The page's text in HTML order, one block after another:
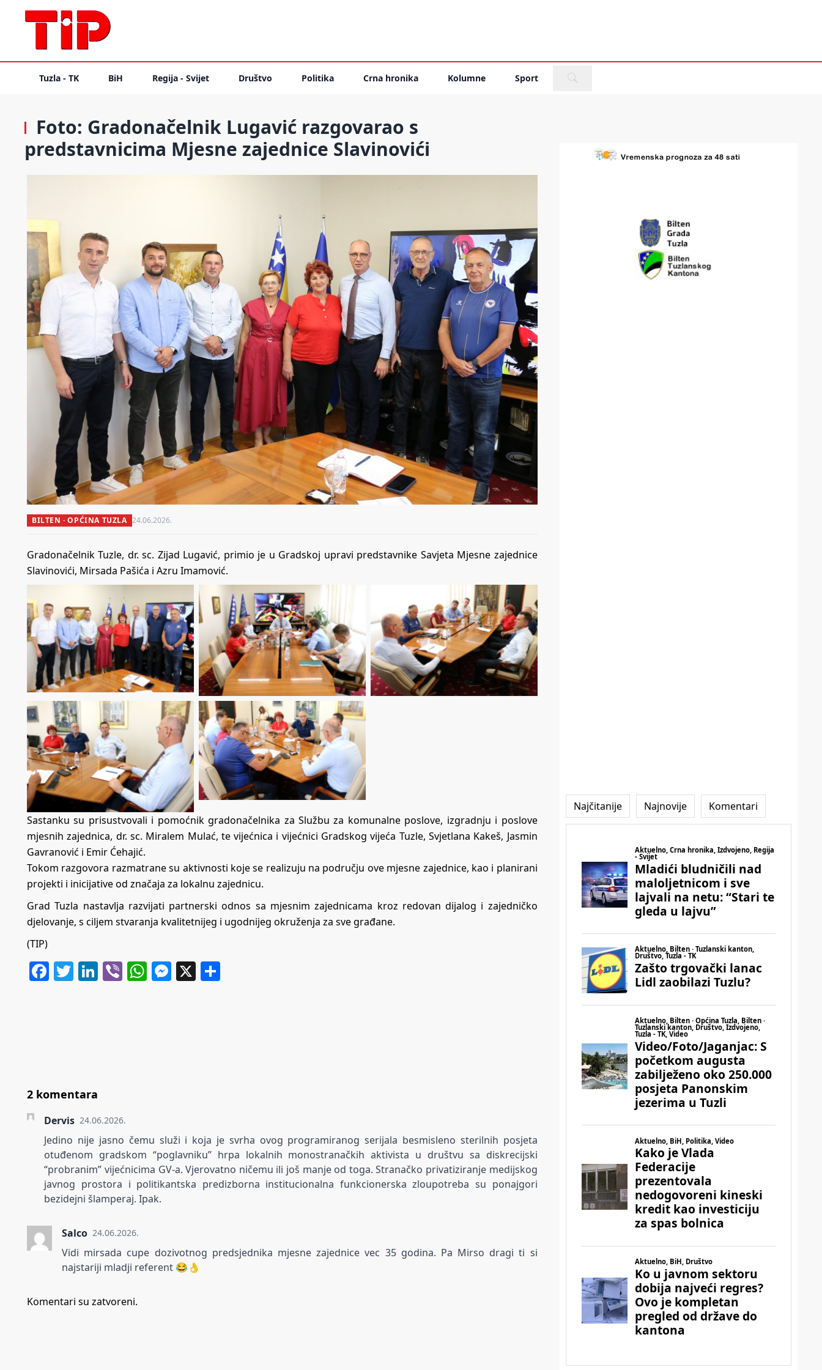
Tuzla - TK BiH Regija - Svijet Društvo Politika Crna hronika Kolumne Sport
Foto: Gradonačelnik Lugavić razgovarao s
predstavnicima Mjesne zajednice Slavinovići
BILTEN · OPĆINA TUZLA 24.06.2026.
Gradonačelnik Tuzle, dr. sc. Zijad Lugavić, primio je u Gradskoj upravi predstavnike Savjeta Mjesne zajednice
Slavinovići, Mirsada Pašića i Azru Imamović.
Sastanku su prisustvovali i pomoćnik gradonačelnika za Službu za komunalne poslove, izgradnju i poslove
mjesnih zajednica, dr. sc. Miralem Mulać, te vijećnica i vijećnici Gradskog vijeća Tuzle, Svjetlana Kakeš, Jasmin
Gavranović i Emir Ćehajić.
Tokom razgovora razmatrane su aktivnosti koje se realizuju na području ove mjesne zajednice, kao i planirani
projekti i inicijative od značaja za lokalnu zajednicu.
Grad Tuzla nastavlja razvijati partnerski odnos sa mjesnim zajednicama kroz redovan dijalog i zajedničko
djelovanje, s ciljem stvaranja kvalitetnijeg i ugodnijeg okruženja za sve građane.
(TIP)
Facebook
Twitter
LinkedIn
ViberWhatsApp
Messenger
X
2 komentara
Dervis 24.06.2026.
Jedino nije jasno čemu služi i koja je svrha ovog programiranog serijala besmisleno sterilnih posjeta
otuđenom gradskom “poglavniku” hrpa lokalnih monostranačkih aktivista u društvu sa diskrecijski
“probranim” vijećnicima GV-a. Vjerovatno ničemu ili još manje od toga. Stranačko privatiziranje medijskog
javnog prostora i politikantska predizborna institucionalna funkcionerska zloupotreba su ponajgori
bezidejni šlamperaj. Ipak.
Salco 24.06.2026.
Vidi mirsada cupe dozivotnog predsjednika mjesne zajednice vec 35 godina. Pa Mirso dragi ti si
najstariji mladji referent 😂👌
Komentari su zatvoreni.
Najčitanije Najnovije Komentari